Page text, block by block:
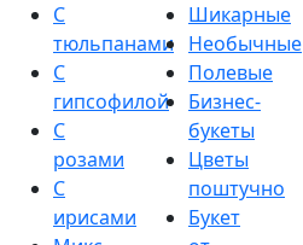
С
тюльпанами
С
гипсофилой
С
розами
С
ирисами
Шикарные
Необычные
Полевые
Бизнес-
букеты
Цветы
поштучно
Букет